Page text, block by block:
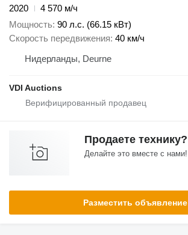
2020
4 570 м/ч
Мощность 90 л.с. (66.15 кВт)
Скорость передвижения 40 км/ч
Нидерланды, Deurne
VDI Auctions
Продаете технику?
Делайте это вместе с нами!
Разместить объявление